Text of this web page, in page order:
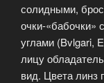
солидными,
очки-«бабочки»
углами (Bvlgari,
лицу
вид. Цвета линз